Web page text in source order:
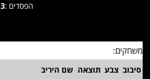
הפסדים :3
משחקים:
סיבוב צבע תוצאה שם היריב